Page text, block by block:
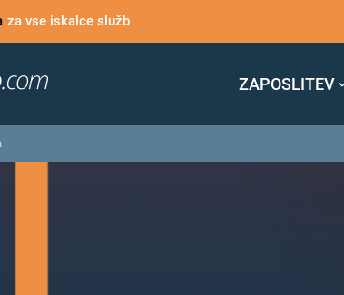
za vse iskalce služb
ZAPOSLITEV